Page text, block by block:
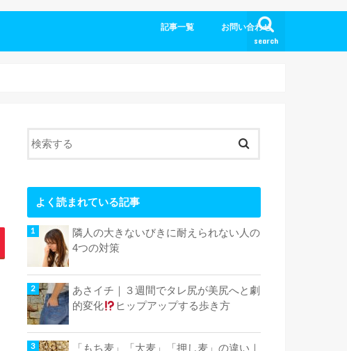
search
記事一覧 お問い合わせ
よく読まれている記事
隣人の大きないびきに耐えられない人の
4つの対策
あさイチ｜３週間でタレ尻が美尻へと劇
的変化
ヒップアップする歩き方
「もち麦」「大麦」「押し麦」の違い｜